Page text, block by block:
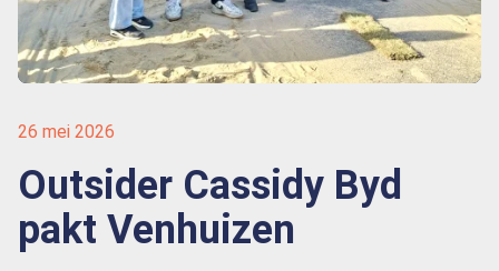
26 mei 2026
Outsider Cassidy Byd
pakt Venhuizen